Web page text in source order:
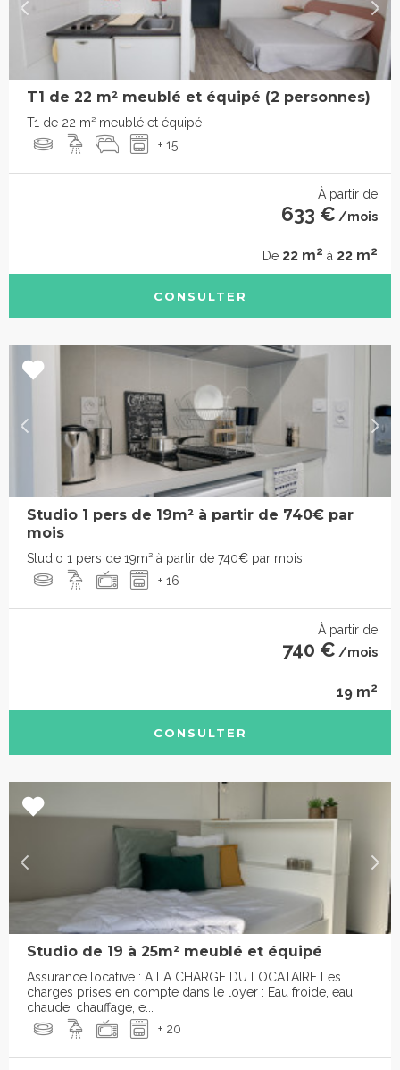
T1 de 22 m² meublé et équipé (2 personnes)
T1 de 22 m² meublé et équipé
+ 15
À partir de
633 € /mois
De 22 m2 à 22 m2
CONSULTER
Studio 1 pers de 19m² à partir de 740€ par
mois
Studio 1 pers de 19m² à partir de 740€ par mois
+ 16
À partir de
740 € /mois
19 m2
CONSULTER
Studio de 19 à 25m² meublé et équipé
Assurance locative : A LA CHARGE DU LOCATAIRE Les
charges prises en compte dans le loyer : Eau froide, eau
chaude, chauffage, e...
+ 20